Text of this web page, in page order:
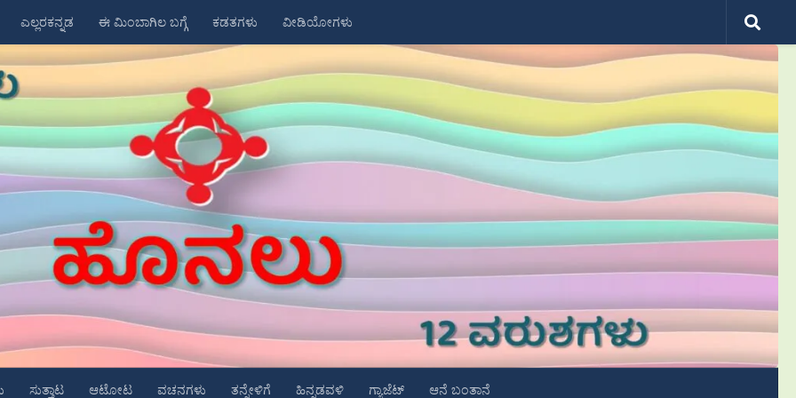
ಎಲ್ಲರಕನ್ನಡ ಈ ಮಿಂಬಾಗಿಲ ಬಗ್ಗೆ ಕಡತಗಳು ವೀಡಿಯೋಗಳು
ಸುತ್ತಾಟ ಆಟೋಟ ವಚನಗಳು ತನ್ನೇಳಿಗೆ ಹಿನ್ನಡವಳಿ ಗ್ಯಾಜೆಟ್ ಆನೆ ಬಂತಾನೆ